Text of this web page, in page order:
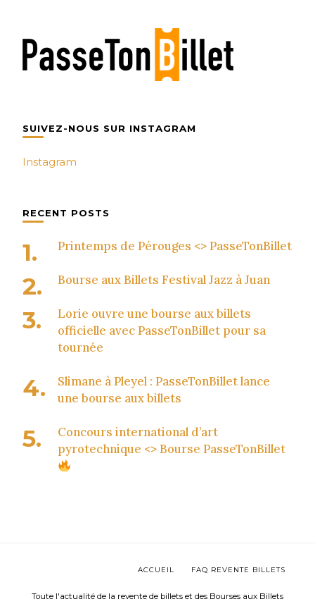
SUIVEZ-NOUS SUR INSTAGRAM
Instagram
RECENT POSTS
Printemps de Pérouges <> PasseTonBillet
Bourse aux Billets Festival Jazz à Juan
Lorie ouvre une bourse aux billets
officielle avec PasseTonBillet pour sa
tournée
Slimane à Pleyel : PasseTonBillet lance
une bourse aux billets
Concours international d’art
pyrotechnique <> Bourse PasseTonBillet
Toute l'actualité de la revente de billets et des Bourses aux Billets
ACCUEIL FAQ REVENTE BILLETS